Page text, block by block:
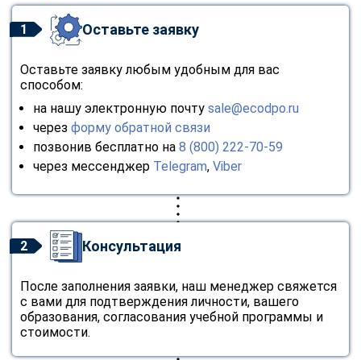
1 Оставьте заявку
Оставьте заявку любым удобным для вас
способом:
на нашу электронную почту sale@ecodpo.ru
через форму обратной связи
позвонив бесплатно на 8 (800) 222-70-59
через мессенджер Telegram, Viber
2 Консультация
После заполнения заявки, наш менеджер свяжется
с вами для подтверждения личности, вашего
образования, согласования учебной программы и
стоимости.